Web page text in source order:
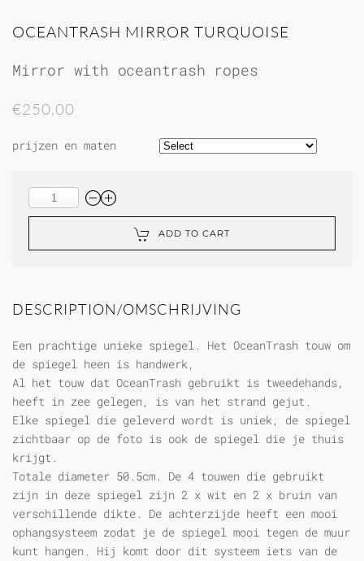
OCEANTRASH MIRROR TURQUOISE
Mirror with oceantrash ropes
€250,00
prijzen en maten
ADD TO CART
DESCRIPTION/OMSCHRIJVING
Een prachtige unieke spiegel. Het OceanTrash touw om
de spiegel heen is handwerk,
Al het touw dat OceanTrash gebruikt is tweedehands,
heeft in zee gelegen, is van het strand gejut.
Elke spiegel die geleverd wordt is uniek, de spiegel
zichtbaar op de foto is ook de spiegel die je thuis
krijgt.
Totale diameter 50.5cm. De 4 touwen die gebruikt
zijn in deze spiegel zijn 2 x wit en 2 x bruin van
verschillende dikte. De achterzijde heeft een mooi
ophangsysteem zodat je de spiegel mooi tegen de muur
kunt hangen. Hij komt door dit systeem iets van de